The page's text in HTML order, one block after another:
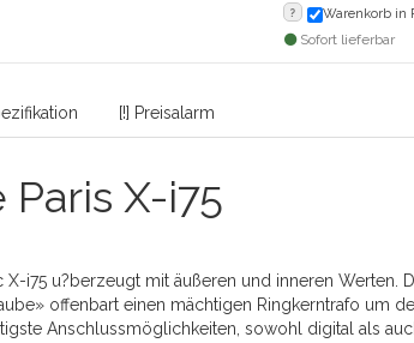
? Warenkorb in
Sofort lieferbar
[!] Preisalarm
X-i75
X-i75 u?berzeugt mit äußeren und inneren
offenbart einen mächtigen Ringkerntrafo um
Anschlussmöglichkeiten, sowohl digital als